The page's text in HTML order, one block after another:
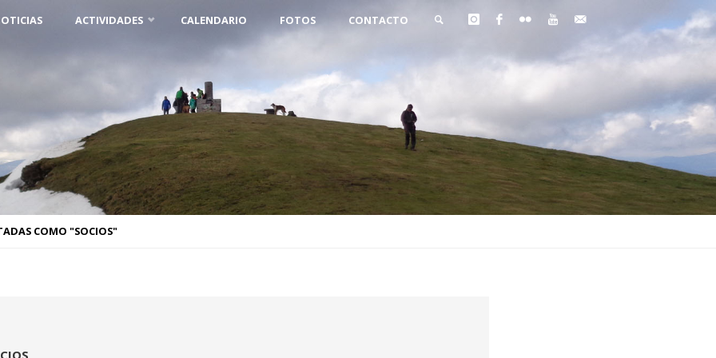
ACTIVIDADES CALENDARIO FOTOS CONTACTO
BUSCAR
COMO "SOCIOS"